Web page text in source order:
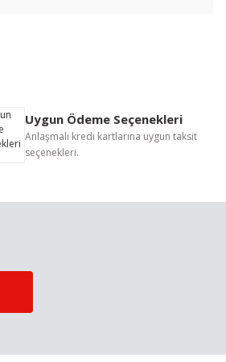
Uygun Ödeme Seçenekleri
Anlaşmalı kredi kartlarına uygun taksit
seçenekleri.